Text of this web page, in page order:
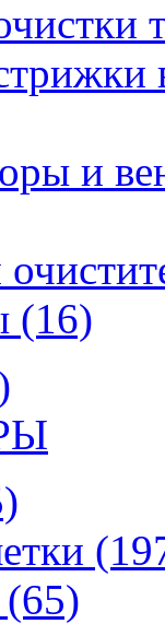
и
(16)
(65)